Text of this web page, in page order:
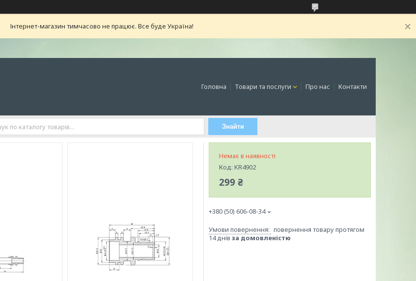
Інтернет-магазин тимчасово не працює. Все буде Україна!
Головна Товари та послуги Про нас Контакти
Знайти
Немає в наявності
Код: KR4902
299 ₴
+380 (50) 606-08-34
повернення товару протягом
14 днів за домовленістю